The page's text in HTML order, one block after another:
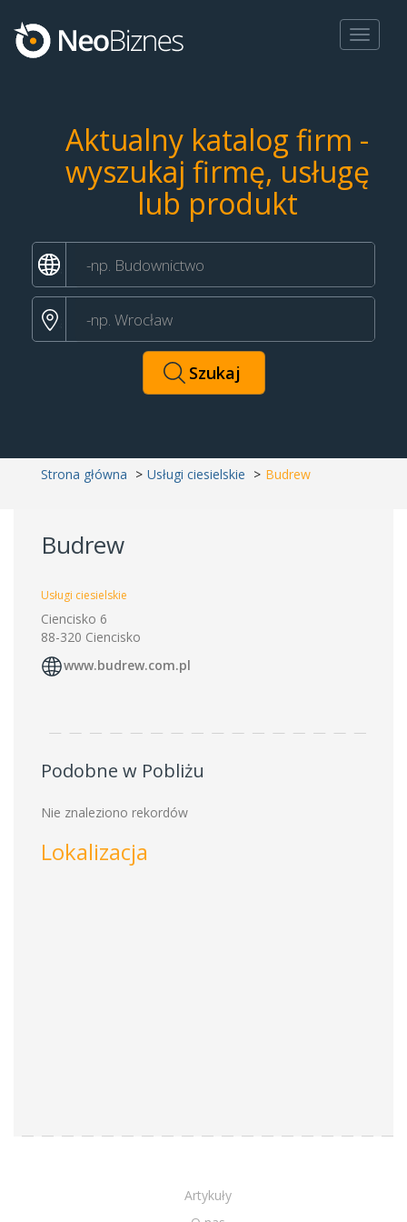
Toggle
Aktualny katalog firm -
wyszukaj firmę, usługę
lub produkt
Strona główna Usługi ciesielskie Budrew
Budrew
Usługi ciesielskie
Ciencisko 6
88-320 Ciencisko
www.budrew.com.pl
Podobne w Pobliżu
Nie znaleziono rekordów
Lokalizacja
Artykuły